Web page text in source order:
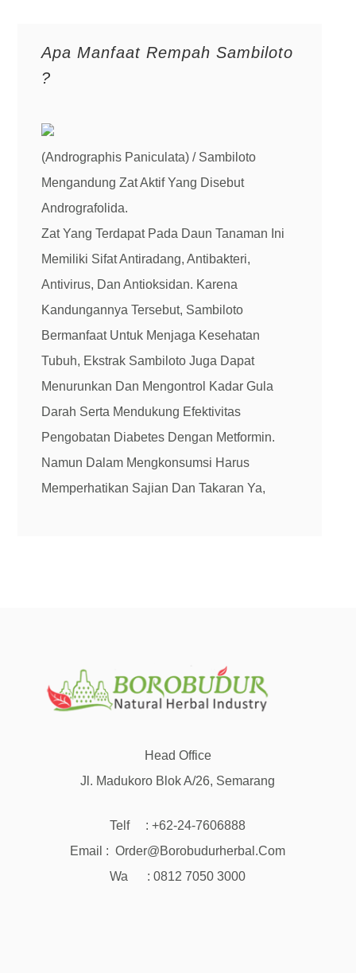
Apa Manfaat Rempah Sambiloto
?
(Andrographis Paniculata) / Sambiloto
Mengandung Zat Aktif Yang Disebut
Andrografolida.
Zat Yang Terdapat Pada Daun Tanaman Ini
Memiliki Sifat Antiradang, Antibakteri,
Antivirus, Dan Antioksidan. Karena
Kandungannya Tersebut, Sambiloto
Bermanfaat Untuk Menjaga Kesehatan
Tubuh, Ekstrak Sambiloto Juga Dapat
Menurunkan Dan Mengontrol Kadar Gula
Darah Serta Mendukung Efektivitas
Pengobatan Diabetes Dengan Metformin.
Namun Dalam Mengkonsumsi Harus
Memperhatikan Sajian Dan Takaran Ya,
Head Office
Jl. Madukoro Blok A/26, Semarang
Telf : +62-24-7606888
Email : Order@borobudurherbal.com
Wa : 0812 7050 3000